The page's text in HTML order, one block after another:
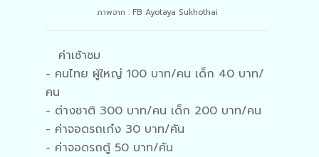
ภาพจาก : FB Ayotaya Sukhothai
ค่าเช้าชม
- คนไทย ผู้ใหญ่ 100 บาท/คน เด็ก 40 บาท/
คน
- ต่างชาติ 300 บาท/คน เด็ก 200 บาท/คน
- ค่าจอดรถเก๋ง 30 บาท/คัน
- ค่าจอดรถตู้ 50 บาท/คัน